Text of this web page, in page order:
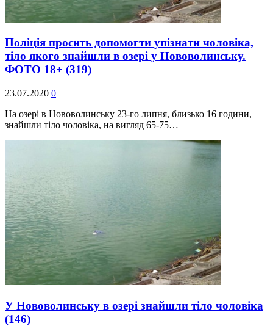
Поліція просить допомогти упізнати чоловіка,
тіло якого знайшли в озері у Нововолинську.
ФОТО 18+ (319)
23.07.2020 0
На озері в Нововолинську 23-го липня, близько 16 години,
знайшли тіло чоловіка, на вигляд 65-75…
У Нововолинську в озері знайшли тіло чоловіка
(146)